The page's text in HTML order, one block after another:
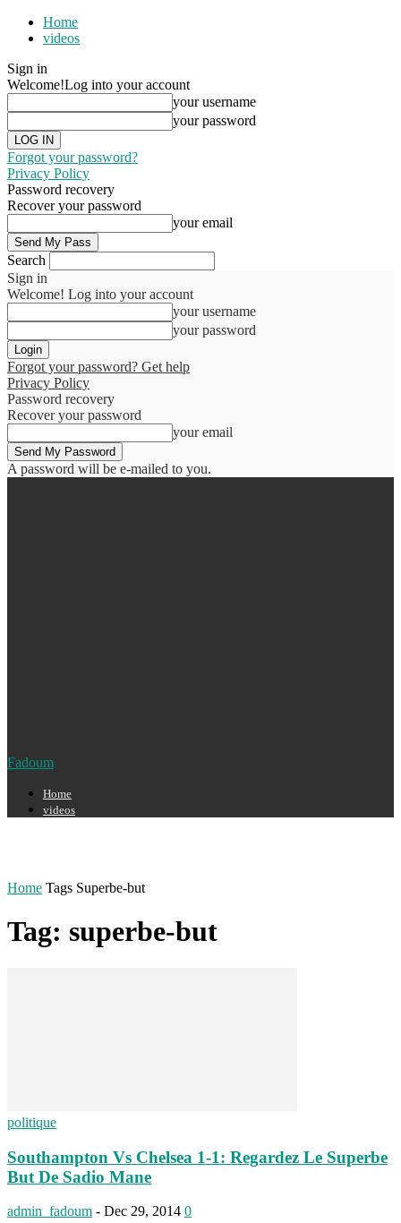
Home
videos
Sign in
Welcome!Log into your account
your username
your password
Forgot your password?
Privacy Policy
Password recovery
Recover your password
your email
Search
Sign in
Welcome! Log into your account
your username
your password
Forgot your password? Get help
Privacy Policy
Password recovery
Recover your password
your email
A password will be e-mailed to you.
Fadoum
Home
videos
Home Tags Superbe-but
Tag: superbe-but
politique
Southampton Vs Chelsea 1-1: Regardez Le Superbe
But De Sadio Mane
admin_fadoum - Dec 29, 2014 0